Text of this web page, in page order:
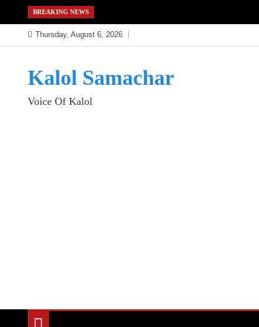
to
content
BREAKING NEWS
Thursday, August 6, 2026
Kalol Samachar
Voice Of Kalol